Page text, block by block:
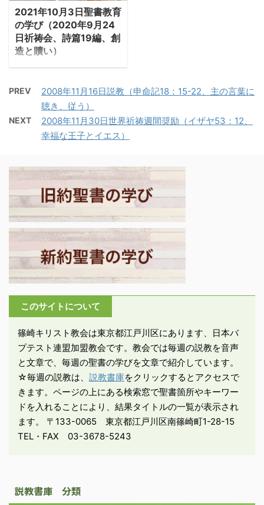
邦人の入会に際し、「割
礼を受けてユダヤ人にな
ることが条件である」の
要求も生まれなかった。
会の人々は救われるため
には割礼を受けるべきだ
と考え、異邦人に強制し
た。アンティオキア教会
のパウロとバルナバは強
た。 －使徒15：1－
2「ある人々がユダヤか
ら下って来て、『モ－セ
の慣習 ...
の香油を腐らせ、臭くす
名誉より高くつく」。 ・
悪臭は芳香を台無しにす
る。 －コヘレト10:2-
3「賢者の心は右へ、愚
者の心は左へ。愚 ...
2021年10月3日聖書教育
の学び（2020年9月24
日祈祷会、詩篇19編、創
造と贖い）
１．創造の讃美 ・詩
讃美し、後半でその創造
主こそ贖い主であること
を告白する。詩人は歌う
｢夜空に広がる満天の星
讃美します。天体の規則
正しい運行を見る時、あ
なたの摂理を思います｣
と。詩人は眼前に広がる
天地万象を前にして、そ
こに創造の神の働きを感
じ取っている。そして自
分たち人間が、神の意志
によって被造界に生かし
められていることを認識
する。 －詩篇19:1-3「天
空は御手の業を示す。昼
は昼に語り伝え、夜は夜
に知識を送る ...
PREV
2008年11月16日説教（申命記18：15-22、主の言葉に
聴き、従う）
NEXT
2008年11月30日世界祈祷週間奨励（イザヤ53：12、
幸福な王子とイエス）
このサイトについて
篠崎キリスト教会は東京都江戸川区にあります、日本バ
プテスト連盟加盟教会です。教会では毎週の説教を音声
と文章で、毎週の聖書の学びを文章で紹介しています。
☆毎週の説教は、 説教書庫をクリックするとアクセスで
きます。ページの上にある検索窓で聖書箇所やキーワー
ドを入れることにより、結果タイトルの一覧が表示され
ます。 〒133-0065 東京都江戸川区南篠崎町1-28-15
TEL・FAX 03-3678-5243
説教書庫 分類